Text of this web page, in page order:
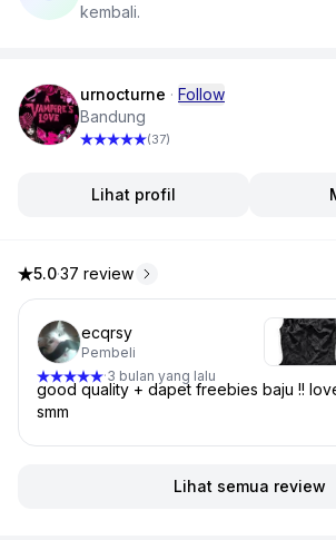
kembali.
urnocturne · Follow
Bandung
(37)
Lihat profil
5.0 dari 5 bintang, dari 37 ulasan
5.0·37 review
ecqrsy
Pembeli
·3 bulan yang lalu
good quality + dapet freebies baju !!
smm
Lihat semua review